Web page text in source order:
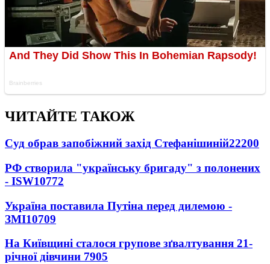
ЧИТАЙТЕ ТАКОЖ
Суд обрав запобіжний захід Стефанішиній22200
РФ створила "українську бригаду" з полонених
- ISW10772
Україна поставила Путіна перед дилемою -
ЗМІ10709
На Київщині сталося групове зґвалтування 21-
річної дівчини 7905